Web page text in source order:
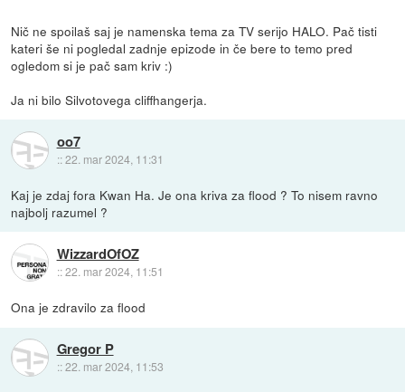
Nič ne spoilaš saj je namenska tema za TV serijo HALO. Pač tisti
kateri še ni pogledal zadnje epizode in če bere to temo pred
ogledom si je pač sam kriv :)
Ja ni bilo Silvotovega cliffhangerja.
oo7
::22. mar 2024, 11:31
Kaj je zdaj fora Kwan Ha. Je ona kriva za flood ? To nisem ravno
najbolj razumel ?
WizzardOfOZ
::22. mar 2024, 11:51
Ona je zdravilo za flood
Gregor P
::22. mar 2024, 11:53